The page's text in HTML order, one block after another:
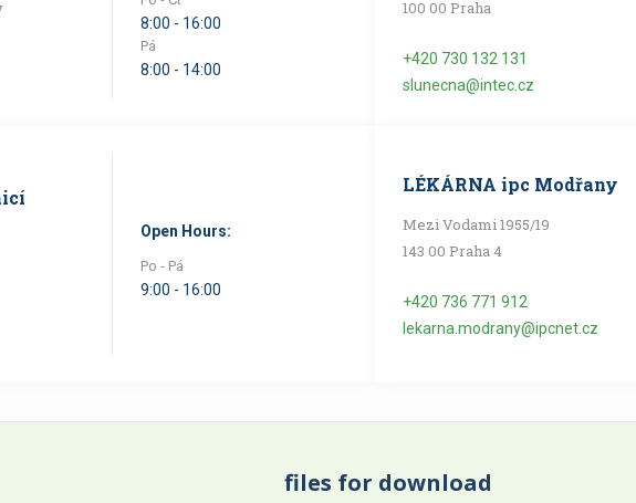
8:00 - 16:00
Pá
8:00 - 14:00
100 00 Praha
+420 730 132 131
slunecna@intec.cz
Open Hours:
Po - Pá
9:00 - 16:00
LÉKÁRNA ipc Modřany
Mezi Vodami 1955/19
143 00 Praha 4
+420 736 771 912
lekarna.modrany@ipcnet.cz
files for download